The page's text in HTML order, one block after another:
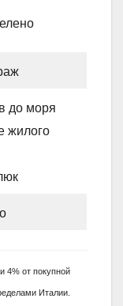
до моря
жилого
4% от покупной
Италии.